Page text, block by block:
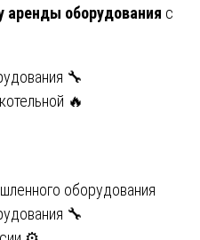
аренды оборудования с
🔧
🔥
оборудования
🔧